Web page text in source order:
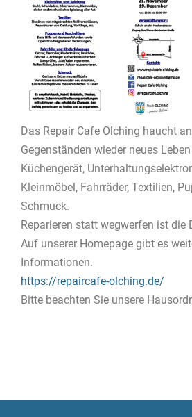
Das Repair Cafe Olching haucht
Gegenständen wieder neues
Küchengerät,
Kleinmöbel, Fahrräder, Textilien,
Schmuck.
Reparieren statt wegwerfen ist die
Auf unserer Homepage gibt es
Informationen.
https://repaircafe-olching.de/
Bitte beachten Sie unsere